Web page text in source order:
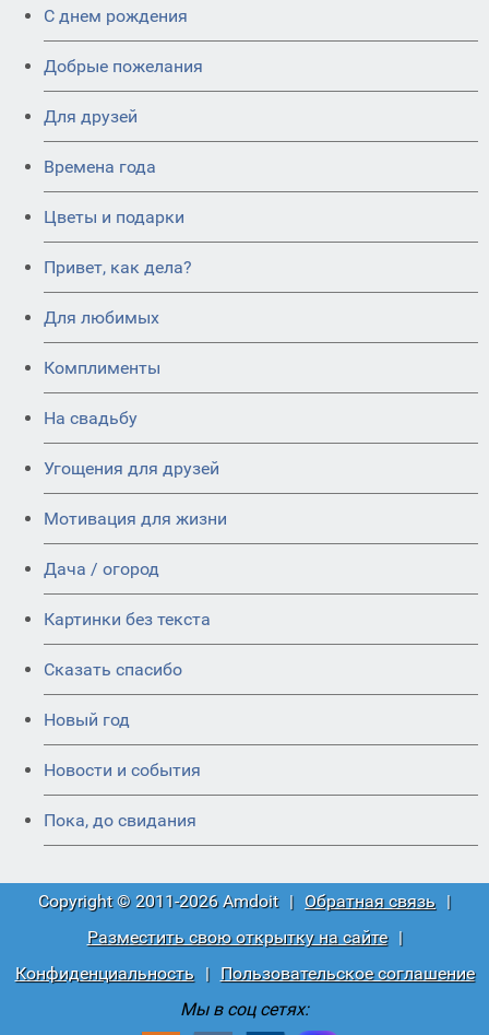
C днем рождения
Добрые пожелания
Для друзей
Времена года
Цветы и подарки
Привет, как дела?
Для любимых
Комплименты
На свадьбу
Угощения для друзей
Мотивация для жизни
Дача / огород
Картинки без текста
Сказать спасибо
Новый год
Новости и события
Пока, до свидания
Copyright © 2011-2026 Amdoit | Обратная связь |
Разместить свою открытку на сайте
|
Конфиденциальность
|
Пользовательское соглашение
Мы в соц сетях: